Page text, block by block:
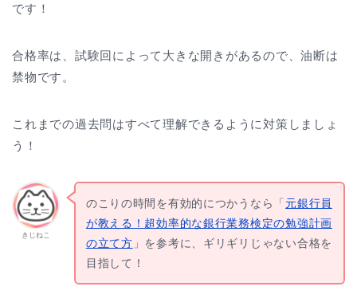
です！
合格率は、試験回によって大きな開きがあるので、油断は
禁物です。
これまでの過去問はすべて理解できるように対策しましょ
う！
きじねこ
のこりの時間を有効的につかうなら「元銀行員
が教える！超効率的な銀行業務検定の勉強計画
の立て方 」を参考に、ギリギリじゃない合格を
目指して！